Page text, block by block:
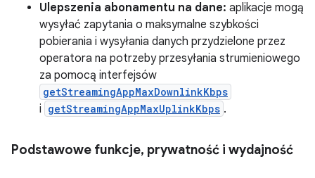
Ulepszenia abonamentu na dane: aplikacje mogą
wysyłać zapytania o maksymalne szybkości
pobierania i wysyłania danych przydzielone przez
operatora na potrzeby przesyłania strumieniowego
za pomocą interfejsów
getStreamingAppMaxDownlinkKbps
i getStreamingAppMaxUplinkKbps .
Podstawowe funkcje, prywatność i wydajność